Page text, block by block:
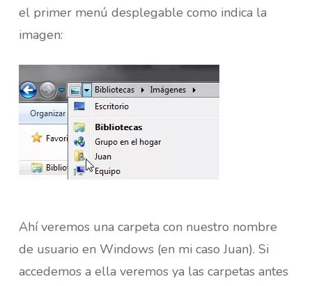
el primer menú desplegable como indica la
imagen:
Ahí veremos una carpeta con nuestro nombre
de usuario en Windows (en mi caso Juan). Si
accedemos a ella veremos ya las carpetas antes